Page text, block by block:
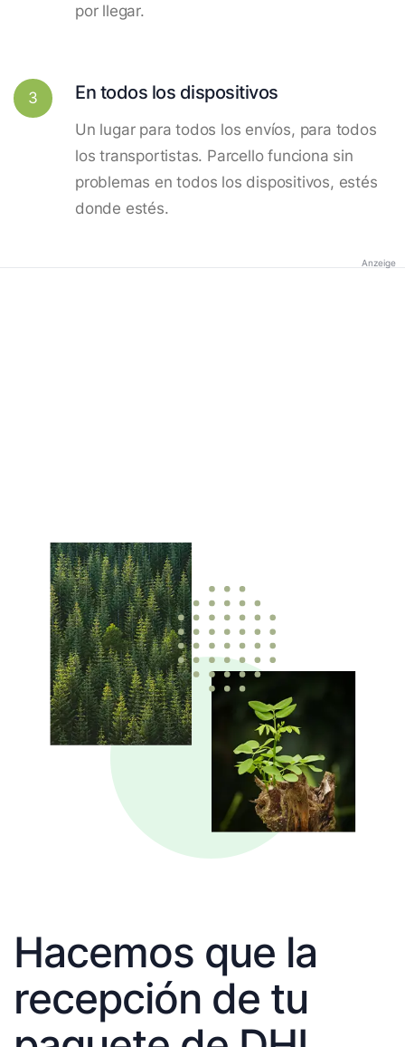
por llegar.
3 En todos los dispositivos
Un lugar para todos los envíos, para todos
los transportistas. Parcello funciona sin
problemas en todos los dispositivos, estés
donde estés.
Anzeige
Hacemos que la
recepción de tu